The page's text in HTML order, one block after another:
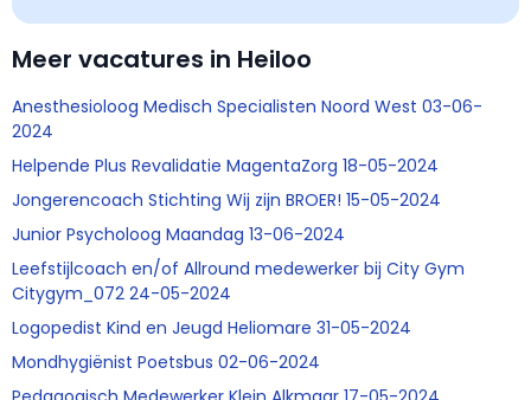
Meer vacatures in Heiloo
Anesthesioloog Medisch Specialisten Noord West 03-06-
2024
Helpende Plus Revalidatie MagentaZorg 18-05-2024
Jongerencoach Stichting Wij zijn BROER! 15-05-2024
Junior Psycholoog Maandag 13-06-2024
Leefstijlcoach en/of Allround medewerker bij City Gym
Citygym_072 24-05-2024
Logopedist Kind en Jeugd Heliomare 31-05-2024
Mondhygiënist Poetsbus 02-06-2024